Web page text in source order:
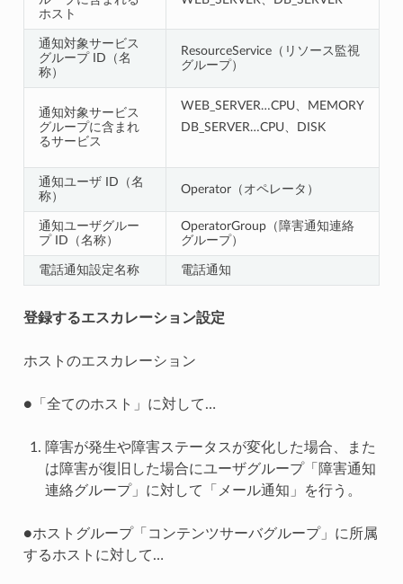
ホスト
通知対象サービス
グループ ID（名
称）
ResourceService（リソース監視
グループ）
通知対象サービス
グループに含まれ
るサービス
WEB_SERVER…CPU、MEMORY
DB_SERVER…CPU、DISK
通知ユーザ ID（名
称）
Operator（オペレータ）
通知ユーザグルー
プ ID（名称）
OperatorGroup（障害通知連絡
グループ）
電話通知設定名称 電話通知
登録するエスカレーション設定
ホストのエスカレーション
●「全てのホスト」に対して…
障害が発生や障害ステータスが変化した場合、また
は障害が復旧した場合にユーザグループ「障害通知
連絡グループ」に対して「メール通知」を行う。
●ホストグループ「コンテンツサーバグループ」に所属
するホストに対して…